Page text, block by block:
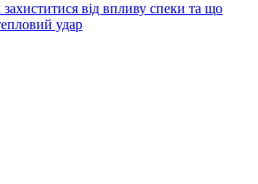
від впливу спеки та що
удар